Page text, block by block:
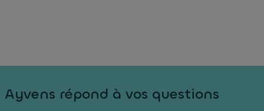
Ayvens répond à vos questions